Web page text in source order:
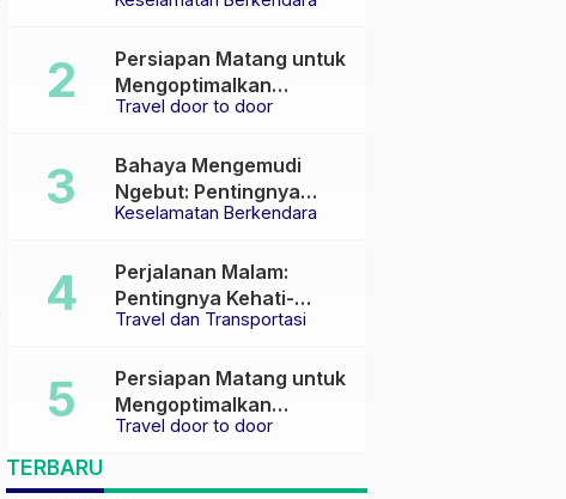
Travel door to door
Persiapan Matang untuk
Mengoptimalkan
Pengalaman Travel
Keselamatan Berkendara
Bahaya Mengemudi
Ngebut: Pentingnya
Keselamatan di Jalan
Travel dan Transportasi
Perjalanan Malam:
Pentingnya Kehati-
hatian dan Pemilihan
Travel door to door
Persiapan Matang untuk
Mengoptimalkan
Pengalaman Travel
TERBARU